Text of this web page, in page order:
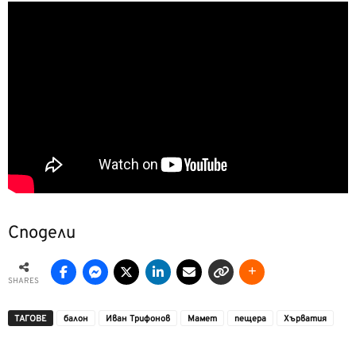
Сподели
SHARES
ТАГОВЕ балон Иван Трифонов Мамет пещера Хърватия